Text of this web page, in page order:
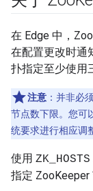
在 Edge 中，
在配置更改时通
扑指定至少使用
注意 ：并非必
节点数下限。您可
统要求进行相应调
使用 ZK_HOSTS
指定 ZooKeeper